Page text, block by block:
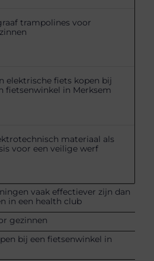
trampolines voor
elektrische fiets kopen bij
fietsenwinkel in Merksem
materiaal als
voor een veilige werf
vaak effectiever zijn dan
in een health club
gezinnen
bij een fietsenwinkel in